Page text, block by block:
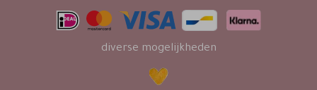
diverse mogelijkheden